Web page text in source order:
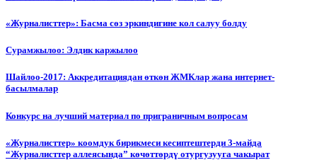
«Журналисттер»: Басма сөз эркиндигине кол салуу болду
Сурамжылоо: Элдик каржылоо
Шайлоо-2017: Аккредитациядан өткөн ЖМКлар жана интернет-
басылмалар
Конкурс на лучший материал по приграничным вопросам
«Журналисттер» коомдук бирикмеси кесиптештерди 3-майда
“Журналисттер аллеясында” көчөттөрдү отургузууга чакырат